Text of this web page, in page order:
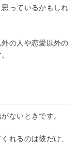
っているかもしれ
の人や恋愛以外の
ないときです。
れるのは彼だけ、